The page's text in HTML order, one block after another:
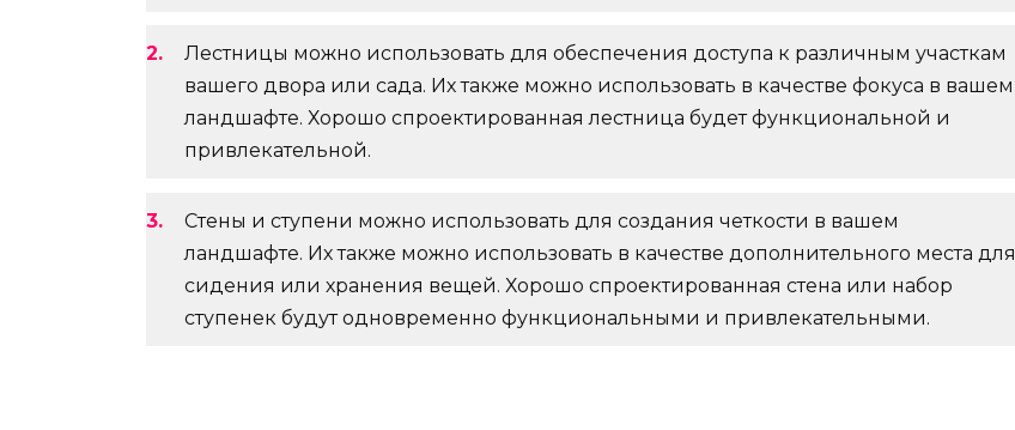
Лестницы можно использовать для обеспечения доступа к различным участкам
вашего двора или сада. Их также можно использовать в качестве фокуса в вашем
ландшафте. Хорошо спроектированная лестница будет функциональной и
привлекательной.
Стены и ступени можно использовать для создания четкости в вашем
ландшафте. Их также можно использовать в качестве дополнительного места для
сидения или хранения вещей. Хорошо спроектированная стена или набор
ступенек будут одновременно функциональными и привлекательными.